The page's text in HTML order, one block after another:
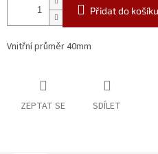
Přidat do košíku
Vnitřní průměr 40mm
ZEPTAT SE SDÍLET